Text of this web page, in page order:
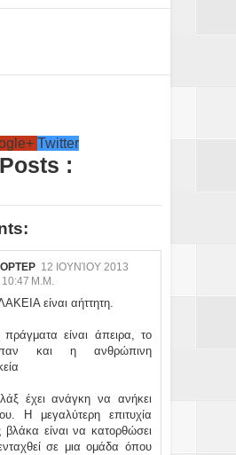
Twitter
:
12 ΙΟΥΝΊΟΥ 2013
10:47 Μ.Μ.
είναι αήττητη.
είναι άπειρα, το
και η ανθρώπινη
έχει ανάγκη να ανήκει
Η μεγαλύτερη επιτυχία
βλάκα είναι να κατορθώσει
σε μια ομάδα όπου